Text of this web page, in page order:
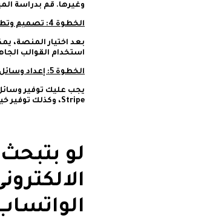
وغيرها. قم بدراسة
الخطوة 4: تصميم وتطوير الموقع:
بعد اختيار المنصة،
استخدام القوالب
الخطوة 5: إعداد وسائل الدفع:
Stripe، وكذلك توفير خيارات دفع محلية مثل مدى و Apple Pay.
لو
الواتساب